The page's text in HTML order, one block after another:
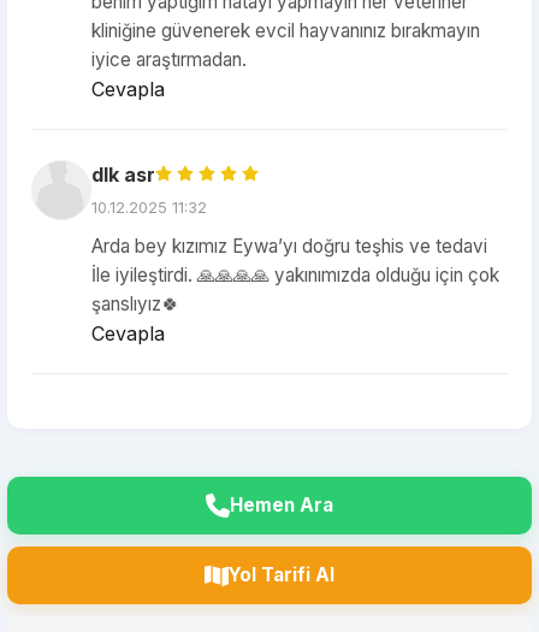
kliniğine güvenerek evcil hayvanınız bırakmayın
iyice araştırmadan.
Cevapla
dlk asr
10.12.2025 11:32
Arda bey kızımız Eywa’yı doğru teşhis ve tedavi
İle iyileştirdi. 🙏🙏🙏🙏 yakınımızda olduğu için çok
şanslıyız🍀
Cevapla
Hemen Ara
Yol Tarifi Al